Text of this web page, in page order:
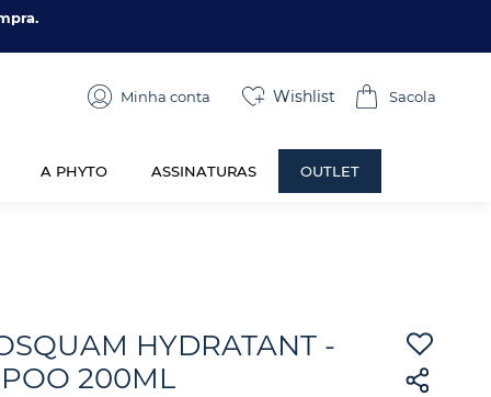
Minha conta Wishlist
A PHYTO ASSINATURAS OUTLET
HYDRATANT -
200ML